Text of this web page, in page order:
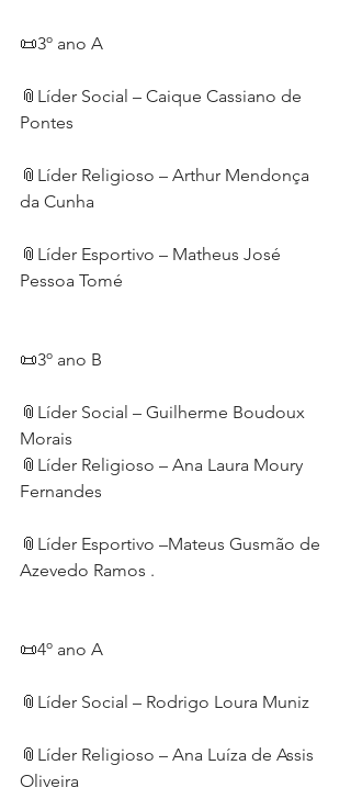
📜3º ano A
📎Líder Social – Caique Cassiano de
Pontes
📎Líder Religioso – Arthur Mendonça
da Cunha
📎Líder Esportivo – Matheus José
Pessoa Tomé
📜3º ano B
📎Líder Social – Guilherme Boudoux
Morais
📎Líder Religioso – Ana Laura Moury
Fernandes
📎Líder Esportivo –Mateus Gusmão de
Azevedo Ramos .
📜4º ano A
📎Líder Social – Rodrigo Loura Muniz
📎Líder Religioso – Ana Luíza de Assis
Oliveira